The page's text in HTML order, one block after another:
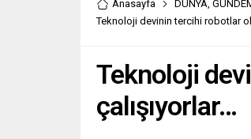
Anasayfa DÜNYA,
Teknoloji devinin tercihi robotlar
Teknoloji
çalışıyorlar…